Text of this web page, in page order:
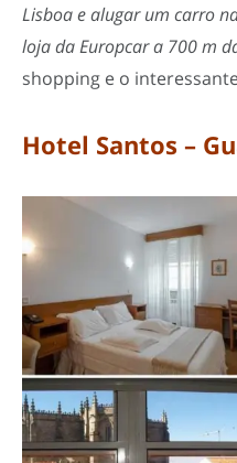
Lisboa e alugar um carro
loja da Europcar a 700 m
shopping e o
Hotel Santos –